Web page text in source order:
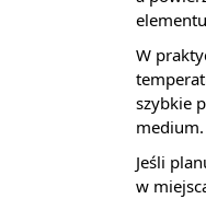
W
szybkie
medium.
Jeśli
w